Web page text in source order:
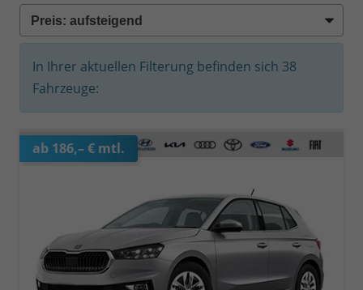
In Ihrer aktuellen Filterung befinden sich 38
Fahrzeuge:
ab 186,– € mtl.